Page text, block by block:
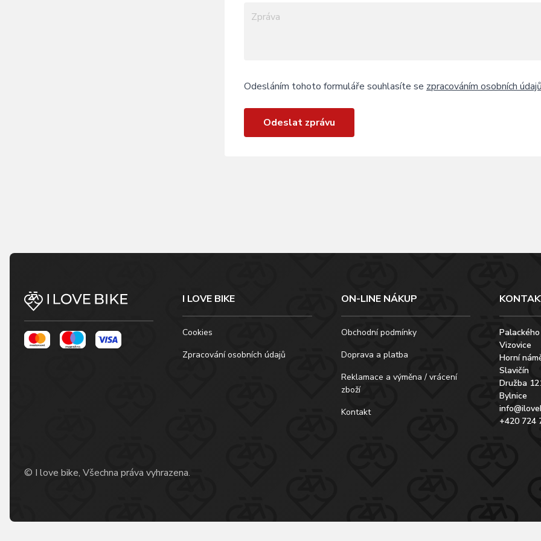
Odesláním tohoto formuláře souhlasíte se zpracováním osobních
Odeslat zprávu
I LOVE BIKE
Cookies
Zpracování osobních údajů
ON-LINE NÁKUP
Obchodní podmínky
Doprava a platba
Reklamace a výměna / vrácení
zboží
Kontakt
Vizovice
Horní
Slavičín
Družba
Bylnice
+420 724
© I love bike, Všechna práva vyhrazena.